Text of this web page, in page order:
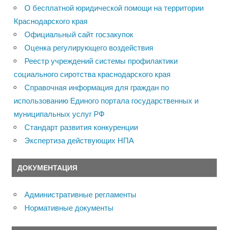
О бесплатной юридической помощи на территории
Краснодарского края
Официальный сайт госзакупок
Оценка регулирующего воздействия
Реестр учреждений системы профилактики
социального сиротства краснодарского края
Справочная информация для граждан по
использованию Единого портала государственных и
муниципальных услуг РФ
Стандарт развития конкуренции
Экспертиза действующих НПА
ДОКУМЕНТАЦИЯ
Административные регламенты
Нормативные документы